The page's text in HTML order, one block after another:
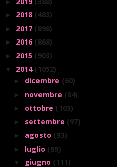
► 2018 (483)
► 2017 (898)
► 2016 (868)
► 2015 (903)
▼ 2014 (1052)
► dicembre (60)
► novembre (84)
► ottobre (103)
► settembre (97)
► agosto (33)
► luglio (89)
▼ giugno (111)